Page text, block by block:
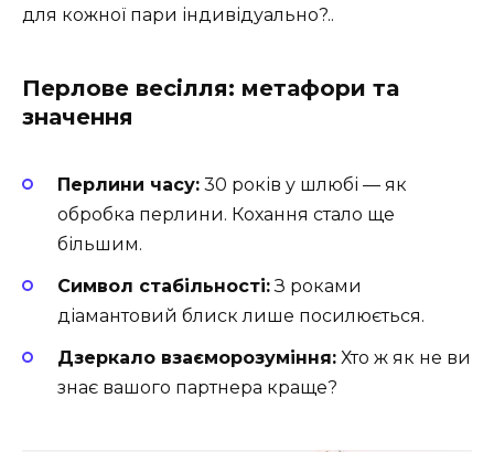
для кожної пари індивідуально?..
Перлове весілля: метафори та
значення
Перлини часу: 30 років у шлюбі — як
обробка перлини. Кохання стало ще
більшим.
Символ стабільності:З роками
діамантовий блиск лише посилюється.
Дзеркало взаєморозуміння: Хто ж як не ви
знає вашого партнера краще?